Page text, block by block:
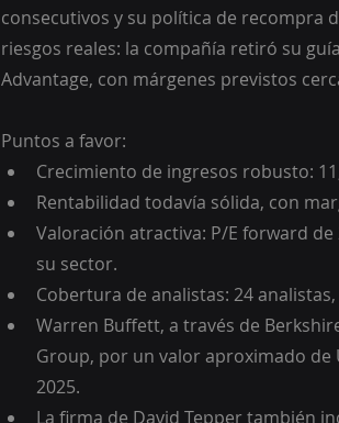
consecutivos y su política de recompra
riesgos reales: la compañía retiró su
Advantage, con márgenes previstos
Puntos a favor:
Crecimiento de ingresos robusto:
Rentabilidad todavía sólida, con
Valoración atractiva: P/E forward de
su sector.
Cobertura de analistas: 24
Warren Buffett, a través de
Group, por un valor aproximado de
2025.
La firma de David Tepper también